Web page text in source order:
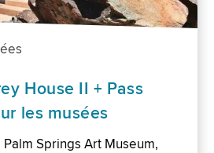
House II + Pass
les musées
Springs Art Museum,